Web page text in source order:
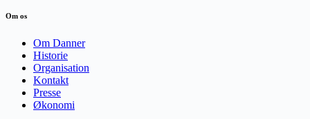
Om os
Om Danner
Historie
Organisation
Kontakt
Presse
Økonomi